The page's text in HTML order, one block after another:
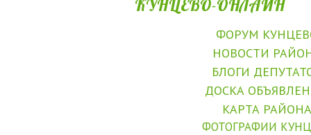
КУНЦЕВО-ОНЛАЙН
ФОРУМ
НОВОСТИ
БЛОГИ
ДОСКА
КАРТА РАЙОНА
ФОТОГРАФИИ